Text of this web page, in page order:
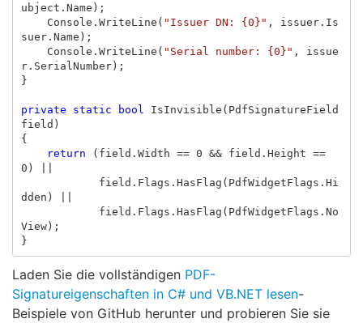
ubject . Name );
Console . WriteLine ( "Issuer DN: {0}" , issuer. Is
suer. Name );
Console . WriteLine ( "Serial number: {0}" ,
issue
r. SerialNumber);
}
private static bool IsInvisible ( PdfSignatureField
field )
{
return
( field . Width == 0 && field . Height ==
0 )
field . Flags . HasFlag ( PdfWidgetFlags . Hi
dden )
field . Flags . HasFlag ( PdfWidgetFlags . No
View);
}
Laden Sie die vollständigen PDF-
Signatureigenschaften in C# und VB.NET lesen-
Beispiele von GitHub herunter und probieren Sie sie